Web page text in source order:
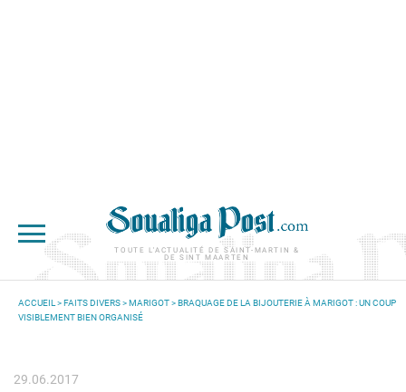
TOUTE L'ACTUALITÉ DE SAINT-MARTIN &
DE SINT MAARTEN
VOUS ÊTES ICI
ACCUEIL >FAITS DIVERS>MARIGOT> BRAQUAGE DE LA BIJOUTERIE À MARIGOT : UN COUP
VISIBLEMENT BIEN ORGANISÉ
29.06.2017